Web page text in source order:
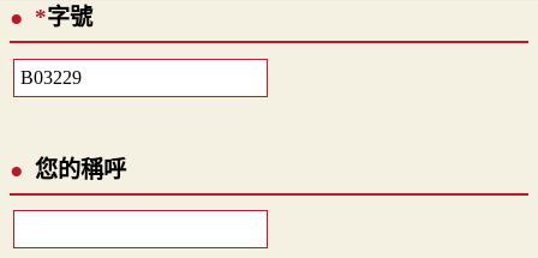
*字號
您的稱呼